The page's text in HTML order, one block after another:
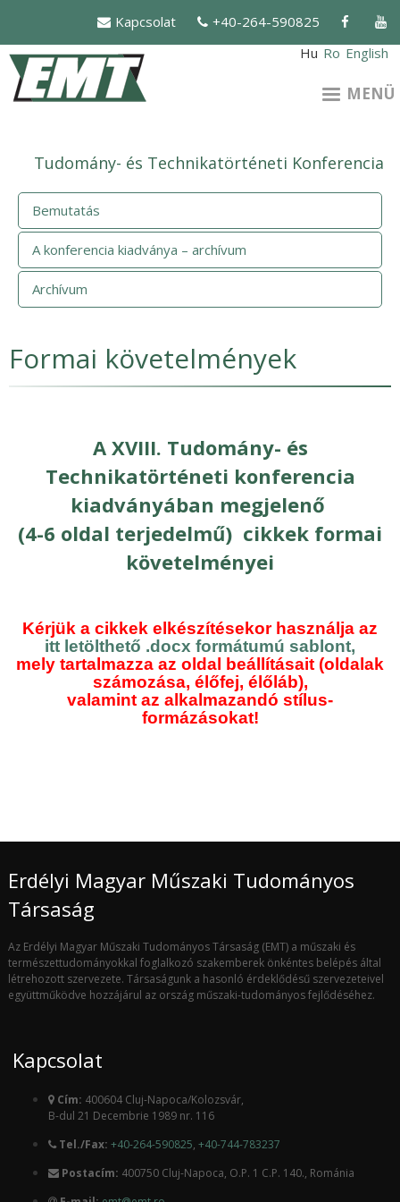
tartalomra
Kapcsolat
+40-264-590825
Hu Ro English
MENÜ
Tudomány- és Technikatörténeti Konferencia
Bemutatás
A konferencia kiadványa – archívum
Archívum
Formai követelmények
A XVIII. Tudomány- és
Technikatörténeti konferencia
kiadványában megjelenő
(4-6 oldal terjedelmű) cikkek formai
követelményei
Kérjük a cikkek elkészítésekor használja az
itt letölthető .docx formátumú sablont,
mely tartalmazza az oldal beállításait (oldalak
számozása, élőfej, élőláb),
valamint az alkalmazandó stílus-
formázásokat!
Erdélyi Magyar Műszaki Tudományos
Társaság
Az Erdélyi Magyar Műszaki Tudományos Társaság (EMT) a műszaki és
természettudományokkal foglalkozó szakemberek önkéntes belépés által
létrehozott szervezete. Társaságunk a hasonló érdeklődésű szervezeteivel
együttműködve hozzájárul az ország műszaki-tudományos fejlődéséhez.
Kapcsolat
Cím: 400604 Cluj-Napoca/Kolozsvár,
B-dul 21 Decembrie 1989 nr. 116
Tel./Fax: +40-264-590825, +40-744-783237
Postacím: 400750 Cluj-Napoca, O.P. 1 C.P. 140., Románia